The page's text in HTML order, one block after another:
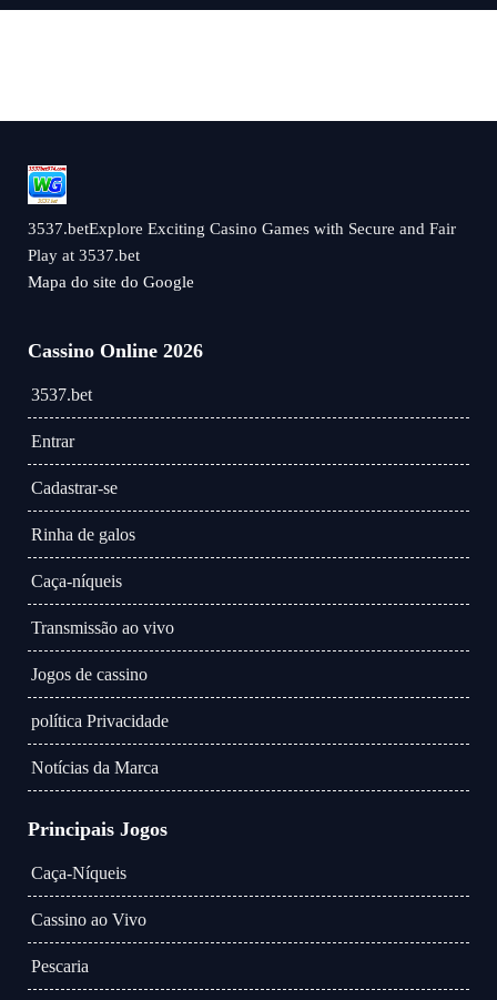
3537.betExplore Exciting Casino Games with Secure and Fair
Play at 3537.bet
Mapa do site do Google
Cassino Online 2026
3537.bet
Entrar
Cadastrar-se
Rinha de galos
Caça-níqueis
Transmissão ao vivo
Jogos de cassino
política Privacidade
Notícias da Marca
Principais Jogos
Caça-Níqueis
Cassino ao Vivo
Pescaria